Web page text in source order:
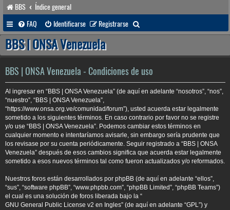
BBS
Índice general
FAQ
Identificarse Registrarse
u
a
r
BBS | ONSA Venezuela
BBS | ONSA Venezuela - Condiciones de uso
Al ingresar en “BBS | ONSA Venezuela” (de aquí en adelante “nosotros”, “nos”,
“nuestro”, “BBS | ONSA Venezuela”,
“https://www.onsa.org.ve/comunidad/forum”), usted acuerda estar legalmente
sometido a los siguientes términos. En caso contrario por favor no se registre
y/o use “BBS | ONSA Venezuela”. Podemos cambiar estos términos en
cualquier momento e intentaríamos avisarle, sin embargo sería prudente que
los revisase por su cuenta periódicamente. Seguir registrado a “BBS | ONSA
Venezuela” después de esos cambios significa que acuerda estar legalmente
sometido a esos nuevos términos tal como fueron actualizados y/o reformados.
Nuestros foros están desarrollados por phpBB (de aquí en adelante “ellos”,
“sus”, “software phpBB”, “www.phpbb.com”, “phpBB Limited”, “phpBB Teams”)
el cual es una solución de foros liberada bajo la “
GNU General Public License v2 en Ingles” (de aquí en adelante “GPL”) y